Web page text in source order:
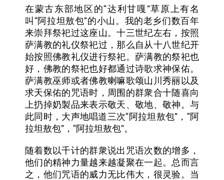
在蒙古东部地区的“达利甘嘎”草原上有名
叫 “阿拉坦敖包”的小山。我的老乡们数百年
来崇拜祭祀过这座山。十三世纪左右，按照
萨满教的礼仪祭祀过，那么自从十八世纪开
始按照佛教礼仪进行祭祀。萨满教的祭祀也
好，佛教的祭祀也好都通过诗歌求神保佑。
萨满教巫师或者佛教喇嘛歌颂山川秀丽以及
求天保佑的咒语时，周围的群衆合十随喜向
上扔掉奶製品来表示敬天、敬地、敬神。与
此同时，大声地唱道三次“ 阿拉坦敖包” ， “阿
拉坦敖包” ， “阿拉坦敖包”。
随着数以千计的群衆说出咒语次数的增多，
他们的精神力量越来越凝聚在一起。总而言
之，他们咒语的威力无比伟大，很灵验。当